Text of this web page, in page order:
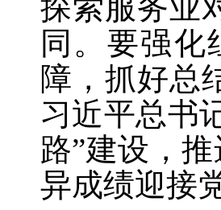
探索服务业
同。要强
障，抓好总
习近平总书
路”建设，
异成绩迎接